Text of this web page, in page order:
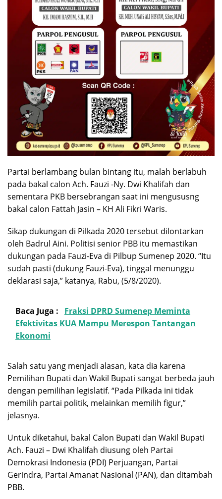
Partai berlambang bulan bintang itu, malah berlabuh
pada bakal calon Ach. Fauzi -Ny. Dwi Khalifah dan
sementara PKB bersebrangan saat ini mengususng
bakal calon Fattah Jasin – KH Ali Fikri Waris.
Sikap dukungan di Pilkada 2020 tersebut dilontarkan
oleh Badrul Aini. Politisi senior PBB itu memastikan
dukungan pada Fauzi-Eva di Pilbup Sumenep 2020. “Itu
sudah pasti (dukung Fauzi-Eva), tinggal menunggu
deklarasi saja,” katanya, Rabu, (5/8/2020).
Baca Juga :
Fraksi DPRD Sumenep Meminta
Efektivitas KUA Mampu Merespon Tantangan
Ekonomi
Salah satu yang menjadi alasan, kata dia karena
Pemilihan Bupati dan Wakil Bupati sangat berbeda jauh
dengan pemilihan legislatif. “Pada Pilkada ini tidak
memilih partai politik, melainkan memilih figur,”
jelasnya.
Untuk diketahui, bakal Calon Bupati dan Wakil Bupati
Ach. Fauzi – Dwi Khalifah diusung oleh Partai
Demokrasi Indonesia (PDI) Perjuangan, Partai
Gerindra, Partai Amanat Nasional (PAN), dan ditambah
PBB.